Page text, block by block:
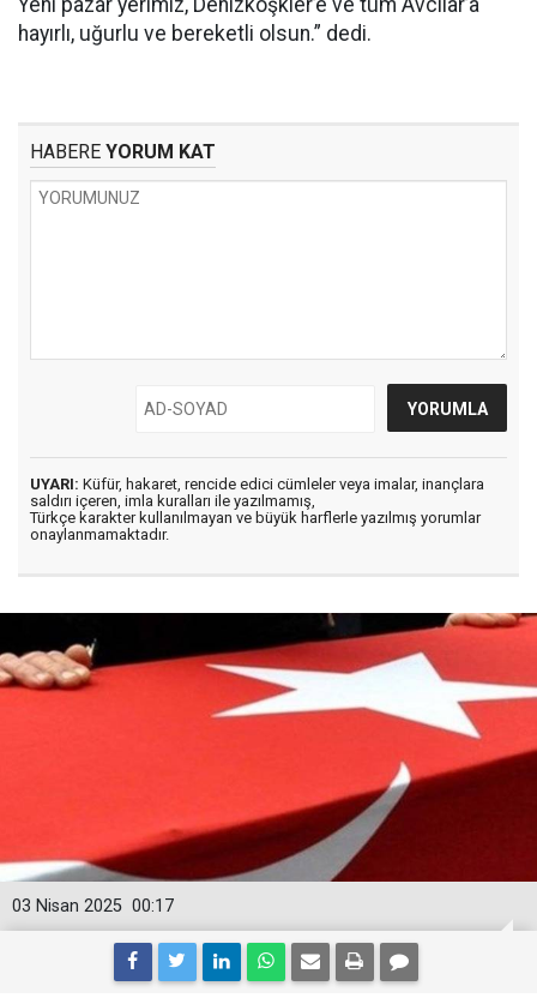
Yeni pazar yerimiz, Denizköşkler’e ve tüm Avcılar’a
hayırlı, uğurlu ve bereketli olsun.” dedi.
HABERE YORUM KAT
UYARI: Küfür, hakaret, rencide edici cümleler veya imalar, inançlara
saldırı içeren, imla kuralları ile yazılmamış,
Türkçe karakter kullanılmayan ve büyük harflerle yazılmış yorumlar
onaylanmamaktadır.
00:17
03 Nisan 2025